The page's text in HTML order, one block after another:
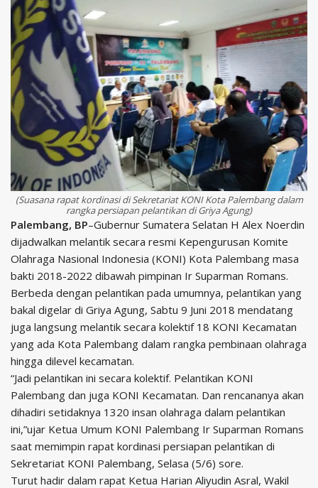
(Suasana rapat kordinasi di Sekretariat KONI Kota Palembang dalam
rangka persiapan pelantikan di Griya Agung)
Palembang, BP–Gubernur Sumatera Selatan H Alex Noerdin
dijadwalkan melantik secara resmi Kepengurusan Komite
Olahraga Nasional Indonesia (KONI) Kota Palembang masa
bakti 2018-2022 dibawah pimpinan Ir Suparman Romans.
Berbeda dengan pelantikan pada umumnya, pelantikan yang
bakal digelar di Griya Agung, Sabtu 9 Juni 2018 mendatang
juga langsung melantik secara kolektif 18 KONI Kecamatan
yang ada Kota Palembang dalam rangka pembinaan olahraga
hingga dilevel kecamatan.
“Jadi pelantikan ini secara kolektif. Pelantikan KONI
Palembang dan juga KONI Kecamatan. Dan rencananya akan
dihadiri setidaknya 1320 insan olahraga dalam pelantikan
ini,”ujar Ketua Umum KONI Palembang Ir Suparman Romans
saat memimpin rapat kordinasi persiapan pelantikan di
Sekretariat KONI Palembang, Selasa (5/6) sore.
Turut hadir dalam rapat Ketua Harian Aliyudin Asral, Wakil